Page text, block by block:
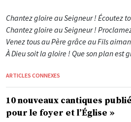
Chantez gloire au Seigneur ! Écoutez
Chantez gloire au Seigneur !
Venez tous au Père grâce au Fils
À Dieu soit la gloire ! Que son plan est
ARTICLES CONNEXES
10 nouveaux cantiques
pour le foyer et l’Église »